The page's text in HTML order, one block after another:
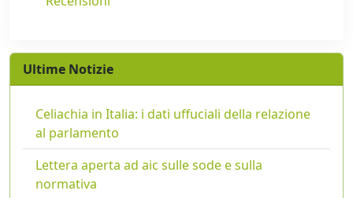
Ultime Notizie
Celiachia in Italia: i dati uffuciali della relazione
al parlamento
Lettera aperta ad aic sulle sode e sulla
normativa